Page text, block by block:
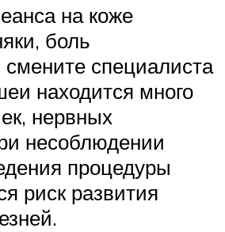
на коже
боль
смените специалиста
находится много
нервных
несоблюдении
процедуры
риск развития